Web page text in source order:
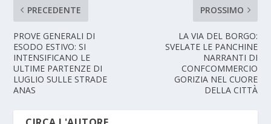
PRECEDENTE
PROVE GENERALI DI
ESODO ESTIVO: SI
INTENSIFICANO LE
ULTIME PARTENZE DI
LUGLIO SULLE STRADE
ANAS
PROSSIMO
LA VIA DEL BORGO:
SVELATE LE PANCHINE
NARRANTI DI
CONFCOMMERCIO
GORIZIA NEL CUORE
DELLA CITTÀ